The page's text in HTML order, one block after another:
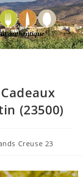
authentique
(23500)
Creuse 23